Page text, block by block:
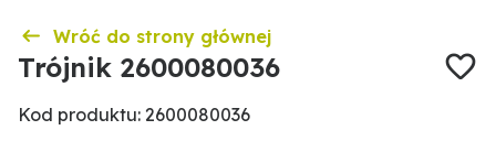
Wróć do strony głównej
Trójnik 2600080036
Kod produktu: 2600080036